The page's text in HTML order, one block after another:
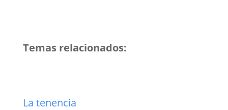
Temas relacionados:
La tenencia